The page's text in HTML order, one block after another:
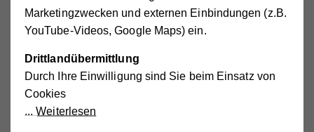
Demenz / Alzheimer
ich-bin-dann-mal-alt.hilfswerk.atundmehr-als-
vergesslich.hilfswerk.at
Marketingzwecken und externen Einbindungen (z.B.
YouTube-Videos, Google Maps) ein.
Drittlandübermittlung
Durch Ihre Einwilligung sind Sie beim Einsatz von
Cookies
Weiterlesen